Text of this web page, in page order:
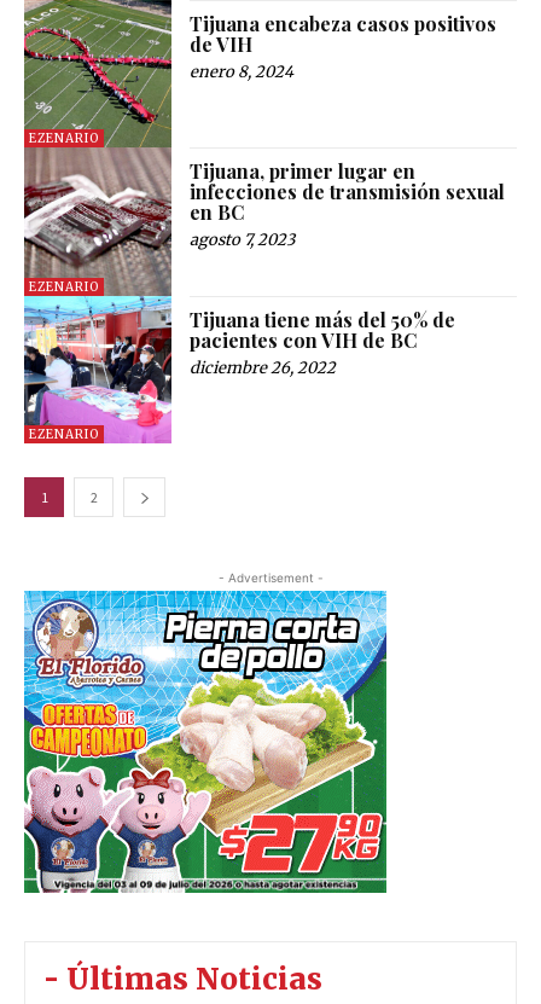
EZENARIO
Tijuana encabeza casos positivos
de VIH
enero 8, 2024
EZENARIO
Tijuana, primer lugar en
infecciones de transmisión sexual
en BC
agosto 7, 2023
EZENARIO
Tijuana tiene más del 50% de
pacientes con VIH de BC
diciembre 26, 2022
1 2
- Advertisement -
- Últimas Noticias